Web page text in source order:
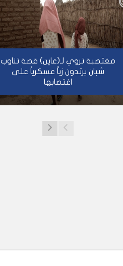
مغتصبة تروي لـ(عاين) قصة تناوب
شبان يرتدون زياً عسكرياً على
اغتصابها